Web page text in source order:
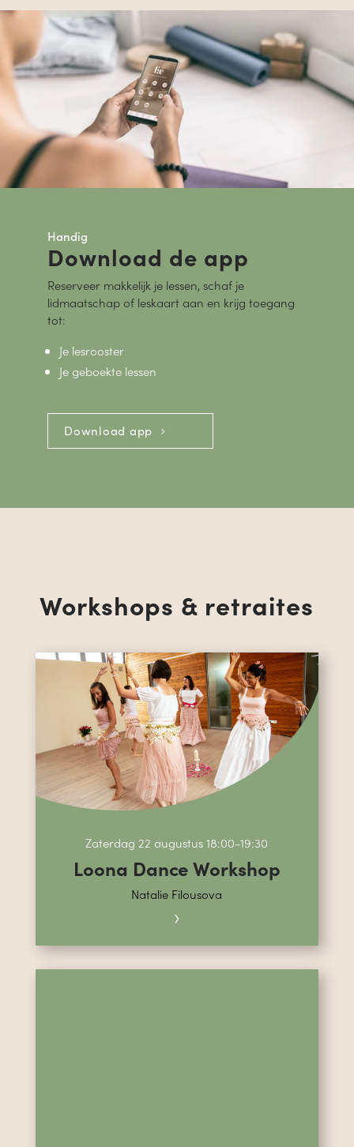
Handig
Download de app
Reserveer makkelijk je lessen, schaf je
lidmaatschap of leskaart aan en krijg toegang
tot:
Je lesrooster
Je geboekte lessen
Download app
Workshops & retraites
Zaterdag 22 augustus 18:00-19:30
Loona Dance Workshop
Natalie Filousova
›